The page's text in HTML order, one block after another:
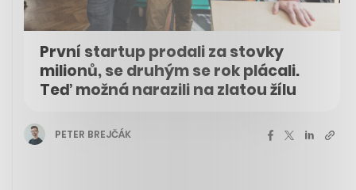
První startup prodali za stovky
milionů, se druhým se rok plácali.
Teď možná narazili na zlatou žílu
PETER BREJČÁK